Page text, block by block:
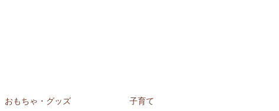
おもちゃ・グッズ 子育て